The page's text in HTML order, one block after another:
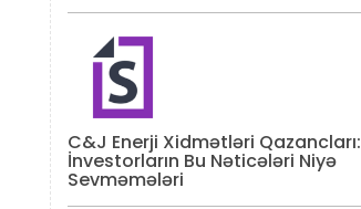
C&J Enerji Xidmətləri Qazancları:
İnvestorların Bu Nəticələri Niyə
Sevməmələri